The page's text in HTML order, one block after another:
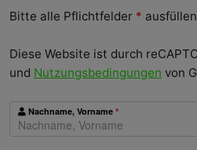
Bitte alle Pflichtfelder *
Diese Website ist durch
und Nutzungsbedingungen von